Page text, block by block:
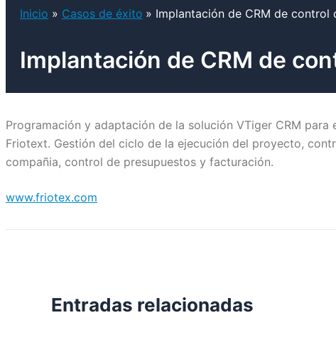
Inicio Casos de éxito Implantación de CRM de
Implantación de CRM de
Programación y adaptación de la solución VTiger CRM
Friotext. Gestión del ciclo de la ejecución del proyecto,
compañia, control de presupuestos y facturación.
www.friotex.com
Entradas relacionadas